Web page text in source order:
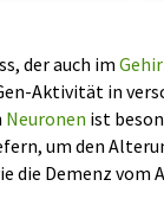
der auch im
Aktivität in
Neuronen ist
um den
die Demenz vom